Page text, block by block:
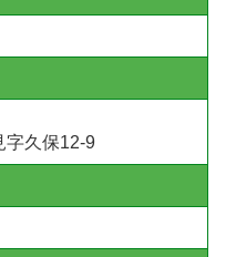
字久保12-9